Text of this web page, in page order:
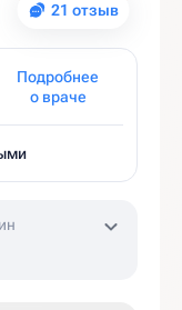
21 отзыв
Подробнее
о враче